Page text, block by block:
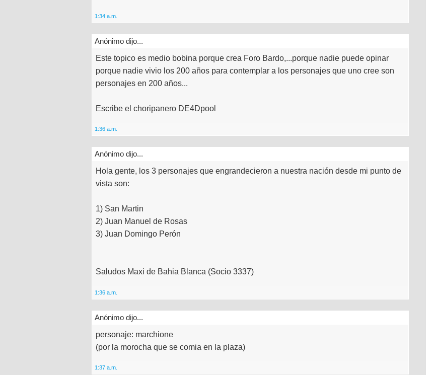
1:34 a.m.
Anónimo dijo...
Este topico es medio bobina porque crea Foro Bardo,...porque nadie puede opinar
porque nadie vivio los 200 años para contemplar a los personajes que uno cree son
personajes en 200 años...
Escribe el choripanero DE4Dpool
1:36 a.m.
Anónimo dijo...
Hola gente, los 3 personajes que engrandecieron a nuestra nación desde mi punto de
vista son:
1) San Martin
2) Juan Manuel de Rosas
3) Juan Domingo Perón
Saludos Maxi de Bahia Blanca (Socio 3337)
1:36 a.m.
Anónimo dijo...
personaje: marchione
(por la morocha que se comia en la plaza)
1:37 a.m.